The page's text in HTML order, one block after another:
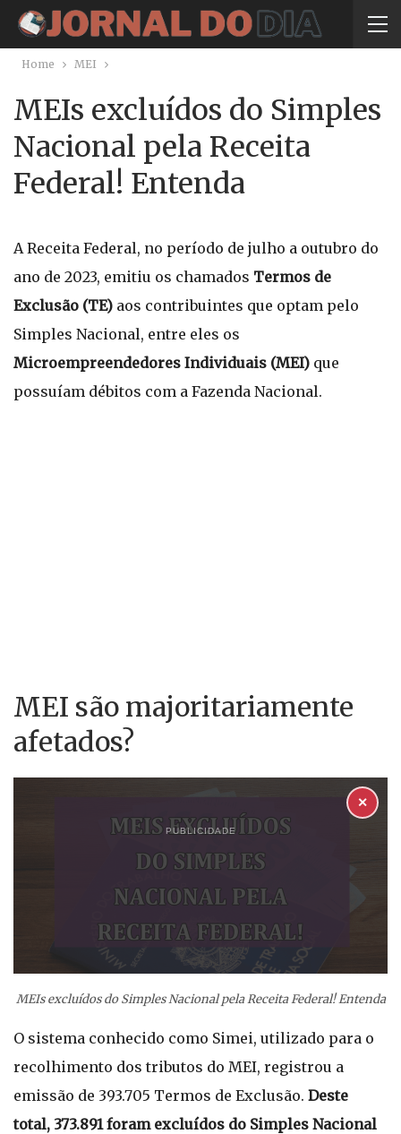
Home MEI
MEIs excluídos do Simples
Nacional pela Receita
Federal! Entenda
A Receita Federal, no período de julho a outubro do
ano de 2023, emitiu os chamados Termos de
Exclusão (TE) aos contribuintes que optam pelo
Simples Nacional, entre eles os
Microempreendedores Individuais (MEI) que
possuíam débitos com a Fazenda Nacional.
MEI são majoritariamente
afetados?
PUBLICIDADE
✕
MEIs excluídos do Simples Nacional pela Receita Federal! Entenda
O sistema conhecido como Simei, utilizado para o
recolhimento dos tributos do MEI, registrou a
emissão de 393.705 Termos de Exclusão. Deste
total, 373.891 foram excluídos do Simples Nacional